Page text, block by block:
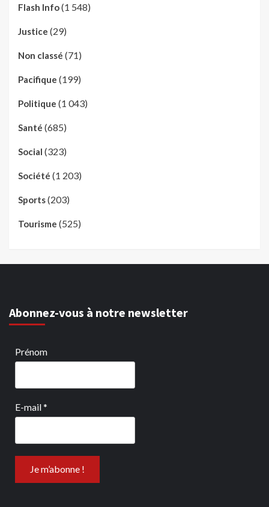
Flash Info(1 548)
Justice (29)
Non classé (71)
Pacifique (199)
Politique (1 043)
Santé (685)
Social (323)
Société (1 203)
Sports(203)
Tourisme (525)
Abonnez-vous à notre newsletter
Prénom
E-mail*